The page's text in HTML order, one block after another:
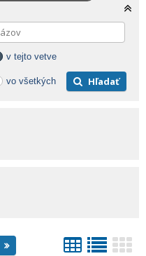
v tejto vetve
vo všetkých Hľadať